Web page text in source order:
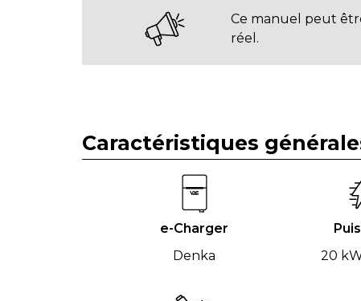
Ce manuel peut
réel.
Caractéristiques
e-Charger
Denka
20